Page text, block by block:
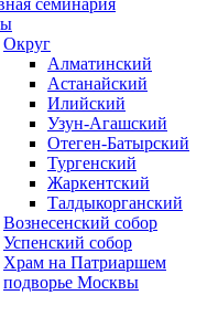
Округ
Алматинский
Астанайский
Илийский
Узун-Агашский
Отеген-Батырский
Тургенский
Жаркентский
Талдыкорганский
Вознесенский собор
Успенский собор
Храм на Патриаршем
подворье Москвы